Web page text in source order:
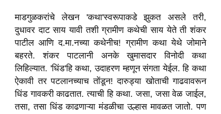
माडगुळकरांचे लेखन 'कथा'स्वरूपाकडे झुकत असले तरी,
दुधावर दाट साय यावी तशी ग्रामीण कथेची साय येते ती शंकर
पाटील आणि द.मा.नच्या कथेनीच! ग्रामीण कथा येथे जोमाने
बहरते. शंकर पाटलानी अनके खुमासदार विनोदी कथा
लिहिल्यात. 'धिंड'हि कथा, उदाहरण म्हणून संगता येईल. हि कथा
ऐकावी तर पटलानच्याच तोंडून! दारुड्या खोताची गाढवावरून
धिंड गावकरी काढतात. त्याची हि कथा. जसा, जसा वेळ जाईल,
तसा, तसा धिंड काढणाऱ्या मंडळीचा उल्हास मावळत जातो. पण